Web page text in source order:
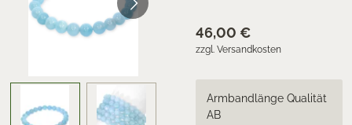
46,00 €
zzgl. Versandkosten
Armbandlänge Qualität
AB